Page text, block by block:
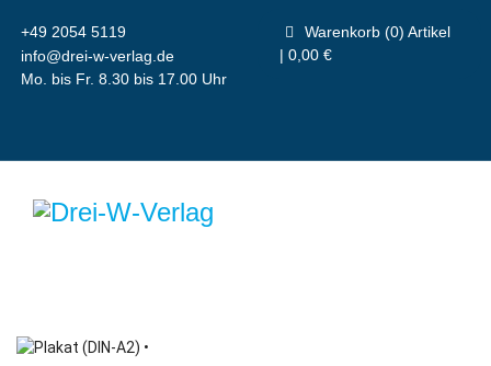
+49 2054 5119
info@drei-w-verlag.de
Mo. bis Fr. 8.30 bis 17.00 Uhr
Warenkorb (0) Artikel
| 0,00 €